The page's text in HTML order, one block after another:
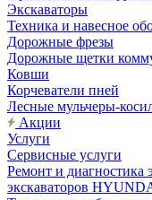
Экскаваторы
Техника и навесное
Дорожные фрезы
Дорожные щетки
Ковши
Корчеватели пней
Лесные мульчеры-
Акции
Услуги
Сервисные услуги
Ремонт и диагностика
экскаваторов